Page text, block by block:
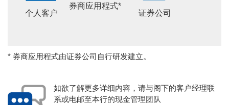
个人客户
券商应用程式*
证券公司
* 券商应用程式由证券公司自行研发建立。
如欲了解更多详细内容，请与阁下的客户经理联
系或电邮至本行的现金管理团队